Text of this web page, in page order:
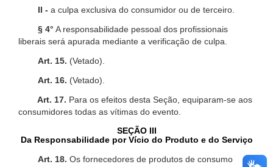
II - a culpa exclusiva do consumidor ou de terceiro.
§ 4° A responsabilidade pessoal dos profissionais
liberais será apurada mediante a verificação de culpa.
Art. 15. (Vetado).
Art. 16. (Vetado).
Art. 17. Para os efeitos desta Seção, equiparam-se aos
consumidores todas as vítimas do evento.
SEÇÃO III
Da Responsabilidade por Vício do Produto e do Serviço
Art. 18. Os fornecedores de produtos de consumo